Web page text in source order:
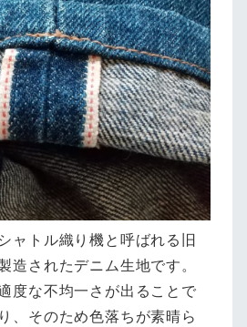
ャトル織り機と呼ばれる旧
造されたデニム生地です。
度な不均一さが出ることで
、そのため色落ちが素晴ら